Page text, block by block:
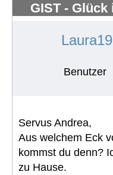
GIST -
Benutzer
Servus Andrea,
Aus welchem Eck
kommst du denn?
zu Hause.